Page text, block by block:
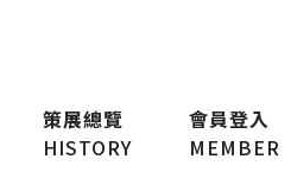
策展總覽
HISTORY
會員登入
MEMBER